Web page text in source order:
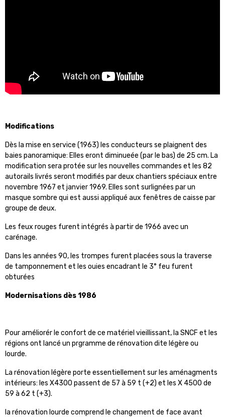
Modifications
Dès la mise en service (1963) les conducteurs se plaignent des
baies panoramique: Elles eront diminueée (par le bas) de 25 cm. La
modification sera protée sur les nouvelles commandes et les 82
autorails livrés seront modifiés par deux chantiers spéciaux entre
novembre 1967 et janvier 1969. Elles sont surlignées par un
masque sombre qui est aussi appliqué aux fenêtres de caisse par
groupe de deux.
Les feux rouges furent intégrés à partir de 1966 avec un
carénage.
Dans les années 90, les trompes furent placées sous la traverse
de tamponnement et les ouies encadrant le 3° feu furent
obturées
Modernisations dès 1986
Pour améliorér le confort de ce matériel vieillissant, la SNCF et les
régions ont lancé un prgramme de rénovation dite légère ou
lourde.
La rénovation légère porte essentiellement sur les aménagments
intérieurs: les X4300 passent de 57 à 59 t (+2) et les X 4500 de
59 à 62 t (+3).
la rénovation lourde comprend le changement de face avant